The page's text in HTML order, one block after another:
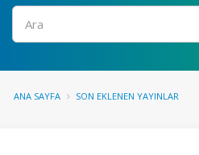
Ara
ANA SAYFA SON EKLENEN YAYINLAR